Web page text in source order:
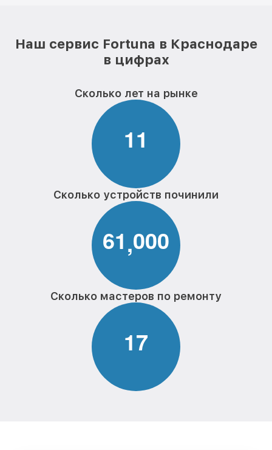
Наш сервис Fortuna в Краснодаре
в цифрах
Сколько лет на рынке
11
Сколько устройств починили
61,000
Сколько мастеров по ремонту
17